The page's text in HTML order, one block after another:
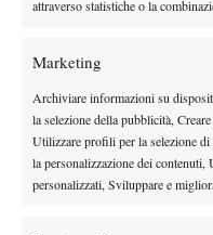
attraverso statistiche o la
Marketing
Archiviare informazioni su
la selezione della pubblicità,
Utilizzare profili per la selezione
la personalizzazione dei
personalizzati, Sviluppare e
DI
News